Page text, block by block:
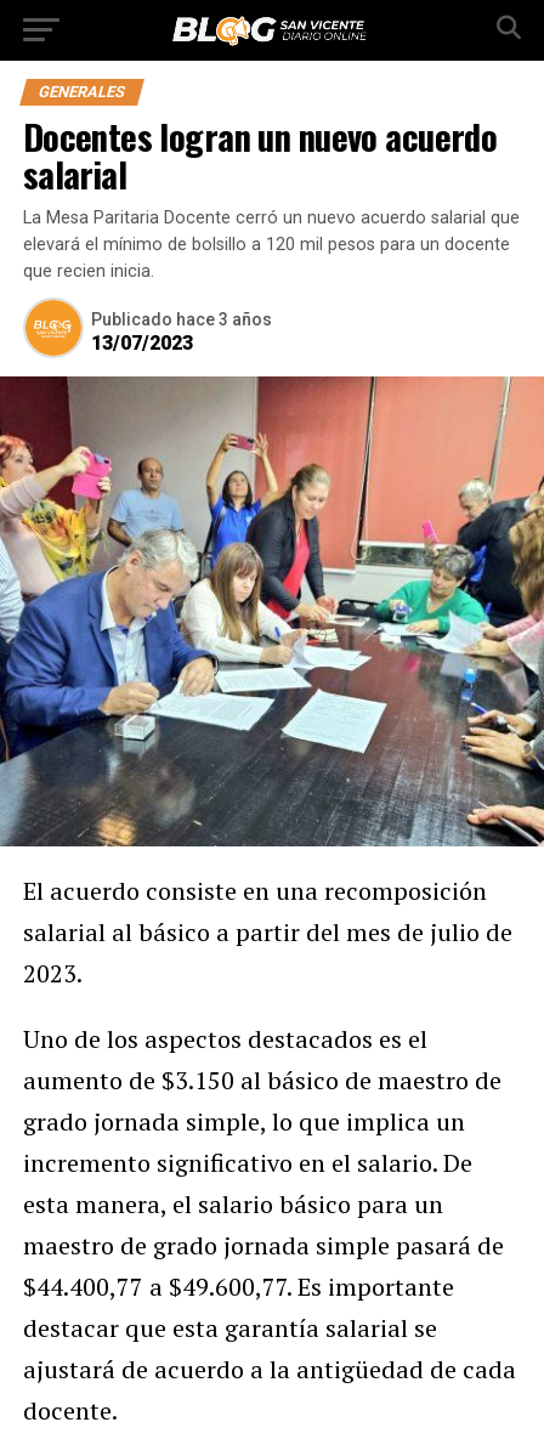
GENERALES
Docentes logran un nuevo acuerdo
salarial
La Mesa Paritaria Docente cerró un nuevo acuerdo salarial que
elevará el mínimo de bolsillo a 120 mil pesos para un docente
que recien inicia.
Publicado hace 3 años
13/07/2023
El acuerdo consiste en una recomposición
salarial al básico a partir del mes de julio de
2023.
Uno de los aspectos destacados es el
aumento de $3.150 al básico de maestro de
grado jornada simple, lo que implica un
incremento significativo en el salario. De
esta manera, el salario básico para un
maestro de grado jornada simple pasará de
$44.400,77 a $49.600,77. Es importante
destacar que esta garantía salarial se
ajustará de acuerdo a la antigüedad de cada
docente.